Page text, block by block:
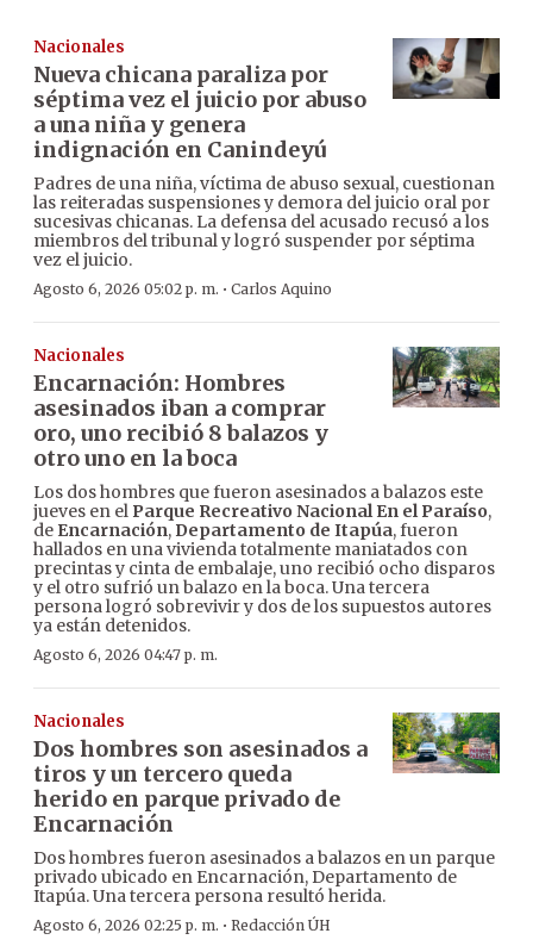
Nacionales
Nueva chicana paraliza por
séptima vez el juicio por abuso
a una niña y genera
indignación en Canindeyú
Padres de una niña, víctima de abuso sexual, cuestionan
las reiteradas suspensiones y demora del juicio oral por
sucesivas chicanas. La defensa del acusado recusó a los
miembros del tribunal y logró suspender por séptima
vez el juicio.
Agosto 6, 2026 05:02 p. m. · Carlos Aquino
Nacionales
Encarnación: Hombres
asesinados iban a comprar
oro, uno recibió 8 balazos y
otro uno en la boca
Los dos hombres que fueron asesinados a balazos este
jueves en el Parque Recreativo Nacional En el Paraíso,
de Encarnación, Departamento de Itapúa, fueron
hallados en una vivienda totalmente maniatados con
precintas y cinta de embalaje, uno recibió ocho disparos
y el otro sufrió un balazo en la boca. Una tercera
persona logró sobrevivir y dos de los supuestos autores
ya están detenidos.
Agosto 6, 2026 04:47 p. m.
Nacionales
Dos hombres son asesinados a
tiros y un tercero queda
herido en parque privado de
Encarnación
Dos hombres fueron asesinados a balazos en un parque
privado ubicado en Encarnación, Departamento de
Itapúa. Una tercera persona resultó herida.
Agosto 6, 2026 02:25 p. m. · Redacción ÚH